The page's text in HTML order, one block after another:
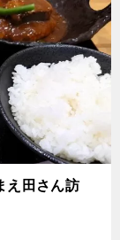
え田さん訪